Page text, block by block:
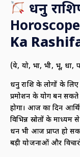
धनु
Ka
(ये, यो, भा, भी, भू, धा,
धनु राशि के लोगों के
प्रमोशन के योग बन
होगा। आज का दिन
विभिन्न स्रोतों के
धन भी आज प्राप्त हो
बड़ी योजनाओं और